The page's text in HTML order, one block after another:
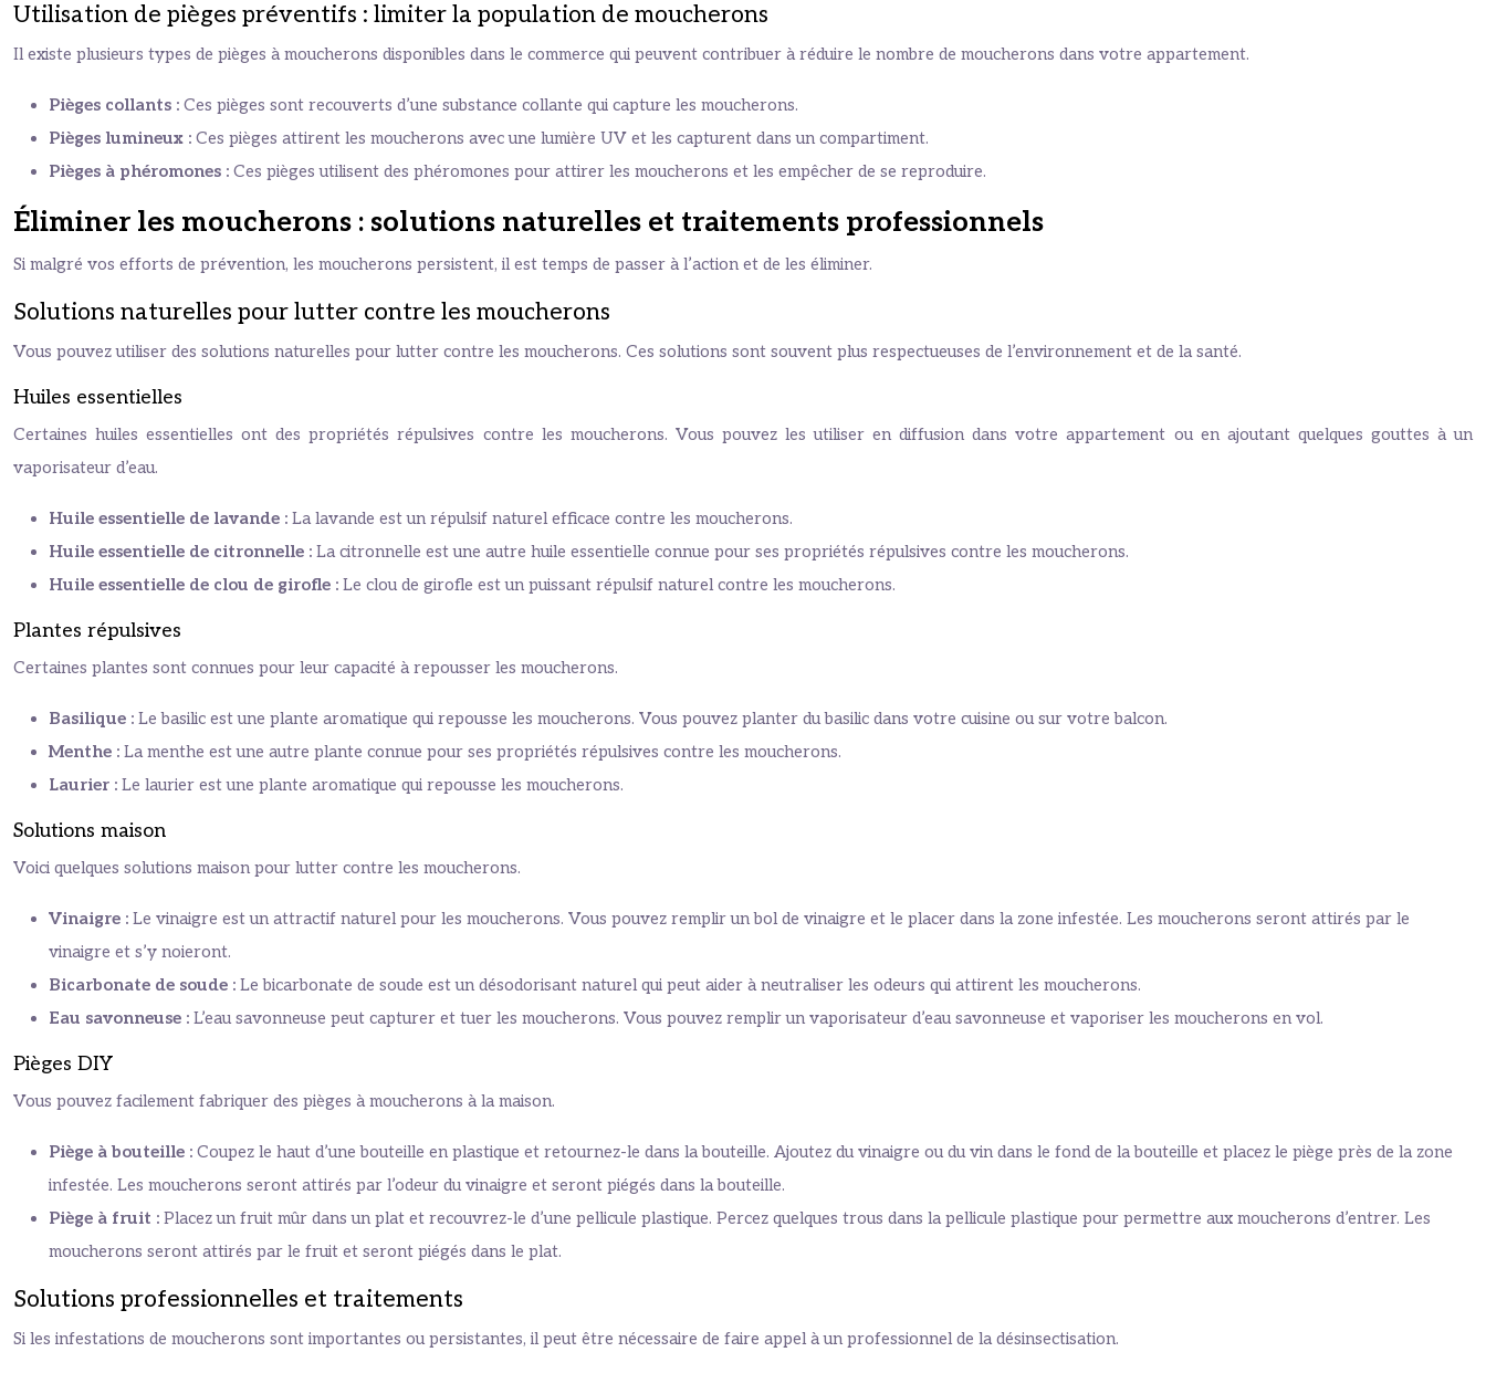
Utilisation de pièges préventifs : limiter la population de moucherons
Il existe plusieurs types de pièges à moucherons disponibles dans le commerce qui peuvent contribuer à réduire le nombre de moucherons dans votre appartement.
Pièges collants : Ces pièges sont recouverts d’une substance collante qui capture les moucherons.
Pièges lumineux : Ces pièges attirent les moucherons avec une lumière UV et les capturent dans un compartiment.
Pièges à phéromones : Ces pièges utilisent des phéromones pour attirer les moucherons et les empêcher de se reproduire.
Éliminer les moucherons : solutions naturelles et traitements professionnels
Si malgré vos efforts de prévention, les moucherons persistent, il est temps de passer à l’action et de les éliminer.
Solutions naturelles pour lutter contre les moucherons
Vous pouvez utiliser des solutions naturelles pour lutter contre les moucherons. Ces solutions sont souvent plus respectueuses de l’environnement et de la santé.
Huiles essentielles
Certaines huiles essentielles ont des propriétés répulsives contre les moucherons. Vous pouvez les utiliser en diffusion dans votre appartement ou en ajoutant quelques gouttes à un
vaporisateur d’eau.
Huile essentielle de lavande : La lavande est un répulsif naturel efficace contre les moucherons.
Huile essentielle de citronnelle : La citronnelle est une autre huile essentielle connue pour ses propriétés répulsives contre les moucherons.
Huile essentielle de clou de girofle : Le clou de girofle est un puissant répulsif naturel contre les moucherons.
Plantes répulsives
Certaines plantes sont connues pour leur capacité à repousser les moucherons.
Basilique : Le basilic est une plante aromatique qui repousse les moucherons. Vous pouvez planter du basilic dans votre cuisine ou sur votre balcon.
Menthe : La menthe est une autre plante connue pour ses propriétés répulsives contre les moucherons.
Laurier : Le laurier est une plante aromatique qui repousse les moucherons.
Solutions maison
Voici quelques solutions maison pour lutter contre les moucherons.
Vinaigre : Le vinaigre est un attractif naturel pour les moucherons. Vous pouvez remplir un bol de vinaigre et le placer dans la zone infestée. Les moucherons seront attirés par le
vinaigre et s’y noieront.
Bicarbonate de soude : Le bicarbonate de soude est un désodorisant naturel qui peut aider à neutraliser les odeurs qui attirent les moucherons.
Eau savonneuse : L’eau savonneuse peut capturer et tuer les moucherons. Vous pouvez remplir un vaporisateur d’eau savonneuse et vaporiser les moucherons en vol.
Pièges DIY
Vous pouvez facilement fabriquer des pièges à moucherons à la maison.
Piège à bouteille : Coupez le haut d’une bouteille en plastique et retournez-le dans la bouteille. Ajoutez du vinaigre ou du vin dans le fond de la bouteille et placez le piège près de la zone
infestée. Les moucherons seront attirés par l’odeur du vinaigre et seront piégés dans la bouteille.
Piège à fruit : Placez un fruit mûr dans un plat et recouvrez-le d’une pellicule plastique. Percez quelques trous dans la pellicule plastique pour permettre aux moucherons d’entrer. Les
moucherons seront attirés par le fruit et seront piégés dans le plat.
Solutions professionnelles et traitements
Si les infestations de moucherons sont importantes ou persistantes, il peut être nécessaire de faire appel à un professionnel de la désinsectisation.